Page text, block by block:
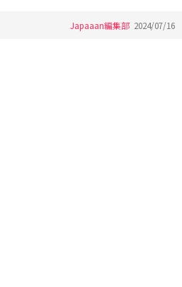
Japaaan編集部 2024/07/16